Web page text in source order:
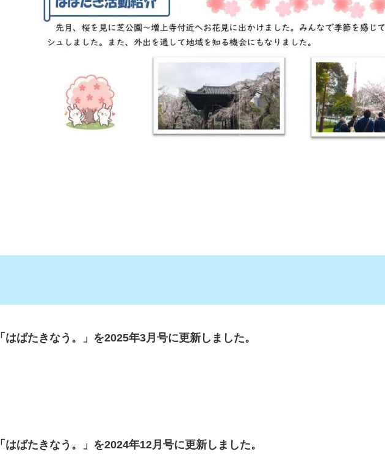
「はばたきなう。」を2025年3月号に更新しました。
「はばたきなう。」を2024年12月号に更新しました。